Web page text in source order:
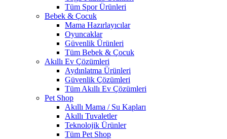
Tüm Spor Ürünleri
Bebek & Çocuk
Mama Hazırlayıcılar
Oyuncaklar
Güvenlik Ürünleri
Tüm Bebek & Çocuk
Akıllı Ev Çözümleri
Aydınlatma Ürünleri
Güvenlik Çözümleri
Tüm Akıllı Ev Çözümleri
Pet Shop
Akıllı Mama / Su Kapları
Akıllı Tuvaletler
Teknolojik Ürünler
Tüm Pet Shop